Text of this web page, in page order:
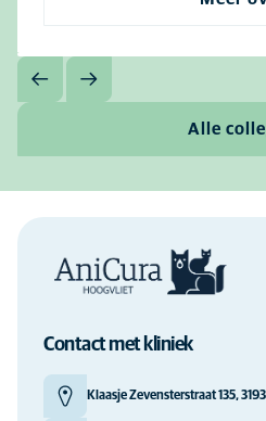
Alle
Contact met kliniek
Klaasje Zevensterstraat 135,